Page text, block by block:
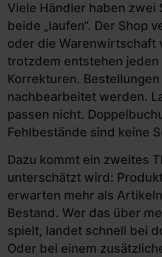
Viele Händler haben zwei
beide „laufen“. Der Shop
oder die Warenwirtschaft
trotzdem entstehen jeden
Korrekturen.
nachbearbeitet werden.
passen nicht.
Fehlbestände sind keine
Dazu kommt ein zweites
unterschätzt wird:
erwarten mehr als
Bestand. Wer das über
spielt, landet schnell bei
Oder bei einem